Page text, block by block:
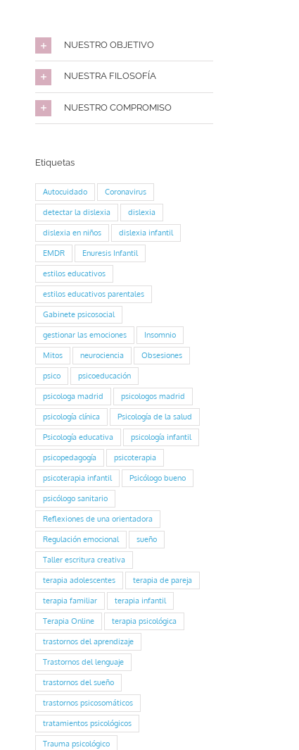
NUESTRO OBJETIVO
NUESTRA FILOSOFÍA
NUESTRO COMPROMISO
Etiquetas
Autocuidado Coronavirus
detectar la dislexia dislexia
dislexia en niños dislexia infantil
EMDR Enuresis Infantil
estilos educativos
estilos educativos parentales
Gabinete psicosocial
gestionar las emociones Insomnio
Mitos neurociencia Obsesiones
psico psicoeducación
psicologa madrid psicologos madrid
psicología clínica Psicología de la salud
Psicología educativa psicología infantil
psicopedagogía psicoterapia
psicoterapia infantil Psicólogo bueno
psicólogo sanitario
Reflexiones de una orientadora
Regulación emocional sueño
Taller escritura creativa
terapia adolescentes terapia de pareja
terapia familiar terapia infantil
Terapia Online terapia psicológica
trastornos del aprendizaje
Trastornos del lenguaje
trastornos del sueño
trastornos psicosomáticos
tratamientos psicológicos
Trauma psicológico